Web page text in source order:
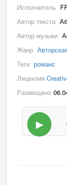
Исполнитель
Автор текста
Автор музыки
Жанр
Теги романс
Лицензия
Размещено
▶